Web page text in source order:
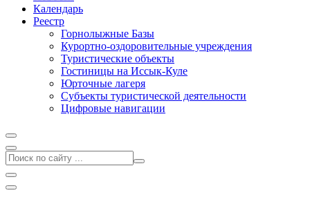
Календарь
Реестр
Горнолыжные Базы
Курортно-оздоровительные учреждения
Туристические объекты
Гостиницы на Иссык-Куле
Юрточные лагеря
Cубъекты туристической деятельности
Цифровые навигации